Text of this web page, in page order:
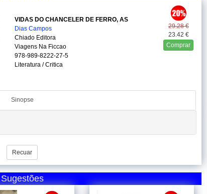
29.28 €
23.42 €
Comprar
VIDAS DO CHANCELER DE FERRO, AS
Dias Campos
Chiado Editora
Viagens Na Ficcao
978-989-8222-27-5
Literatura / Critica
Sinopse
Recuar
Sugestões